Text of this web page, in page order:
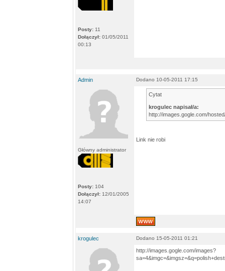
Posty: 11
Dołączył: 01/05/2011
00:13
Admin Dodano 10-05-2011 17:15
Główny administrator
Posty: 104
Dołączył: 12/01/2005
14:07
Cytat
krogulec napisał/a:
http://images.gogle.com/
Link nie robi
krogulec Dodano 15-05-2011 01:21
http://images.gogle.com/images?